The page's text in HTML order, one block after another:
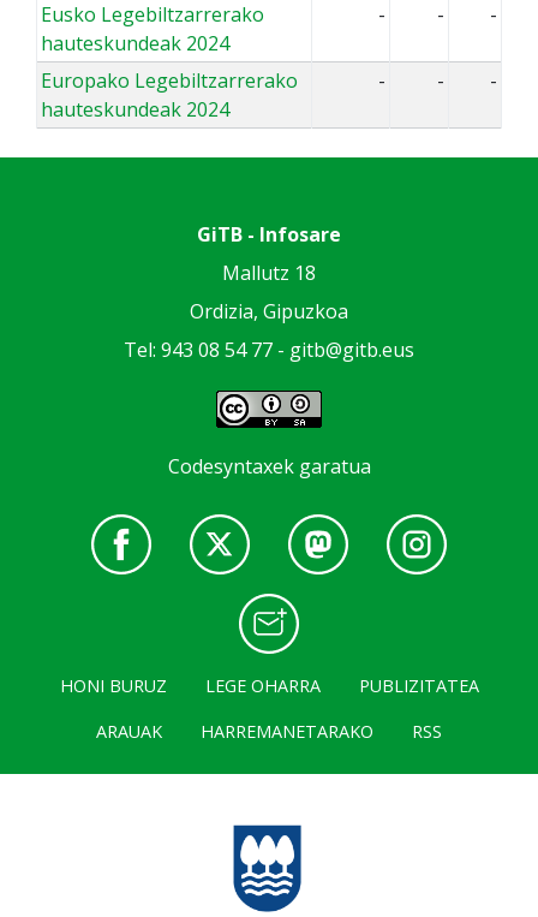
Eusko Legebiltzarrerako
hauteskundeak 2024
- - -
Europako Legebiltzarrerako
hauteskundeak 2024
- - -
GiTB - Infosare
Mallutz 18
Ordizia, Gipuzkoa
Tel: 943 08 54 77 - gitb@gitb.eus
Codesyntaxek garatua
HONI BURUZ LEGE OHARRA
PUBLIZITATEA
ARAUAK
HARREMANETARAKO RSS